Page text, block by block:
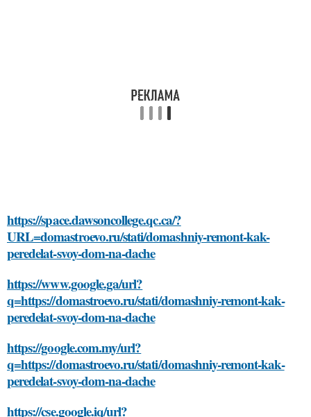
https://space.dawsoncollege.qc.ca/?
URL=domastroevo.ru/stati/domashniy-remont-kak-
peredelat-svoy-dom-na-dache
https://www.google.ga/url?
q=https://domastroevo.ru/stati/domashniy-remont-kak-
peredelat-svoy-dom-na-dache
https://google.com.my/url?
q=https://domastroevo.ru/stati/domashniy-remont-kak-
peredelat-svoy-dom-na-dache
https://cse.google.iq/url?